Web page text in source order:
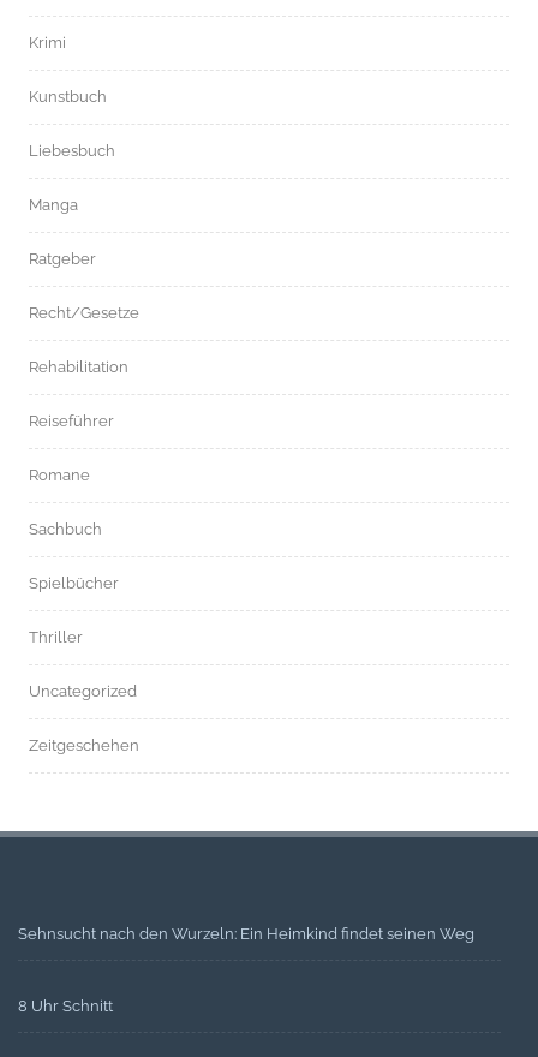
Krimi
Kunstbuch
Liebesbuch
Manga
Ratgeber
Recht/Gesetze
Rehabilitation
Reiseführer
Romane
Sachbuch
Spielbücher
Thriller
Uncategorized
Zeitgeschehen
Sehnsucht nach den Wurzeln: Ein Heimkind findet seinen Weg
8 Uhr Schnitt